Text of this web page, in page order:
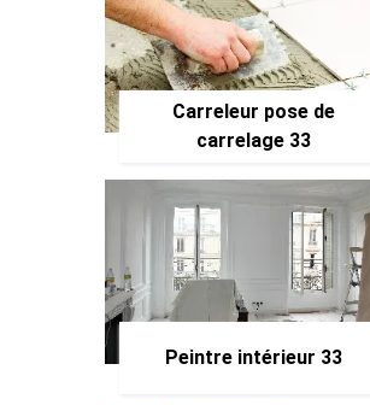
Carreleur pose de
carrelage 33
Peintre intérieur 33